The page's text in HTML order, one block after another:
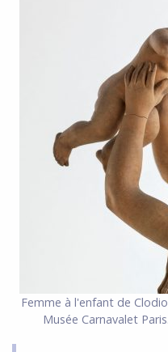
Femme à l'enfant de
Musée Carnavalet